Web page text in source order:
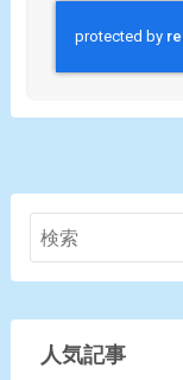
人気記事